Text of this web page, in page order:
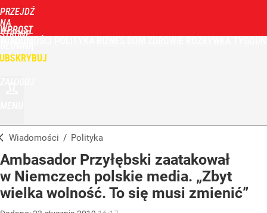
PRZEJDŹ
NA
STRONĘ
WPROST
Wiadomości / Polityka
Ambasador Przyłębski zaatakował
w Niemczech polskie media. „Zbyt
wielka wolność. To się musi zmienić”